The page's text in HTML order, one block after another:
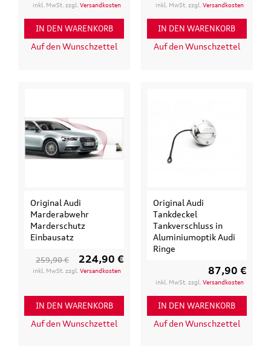
inkl. MwSt. zzgl.Versandkosten
IN DEN WARENKORB
Auf den Wunschzettel
inkl. MwSt. zzgl. Versandkosten
IN DEN WARENKORB
Auf den Wunschzettel
Original Audi
Marderabwehr
Marderschutz
Einbausatz
259,90 € 224,90 €
inkl. MwSt. zzgl.Versandkosten
IN DEN WARENKORB
Auf den Wunschzettel
Original Audi
Tankdeckel
Tankverschluss in
Aluminiumoptik Audi
Ringe
87,90 €
inkl. MwSt. zzgl. Versandkosten
IN DEN WARENKORB
Auf den Wunschzettel